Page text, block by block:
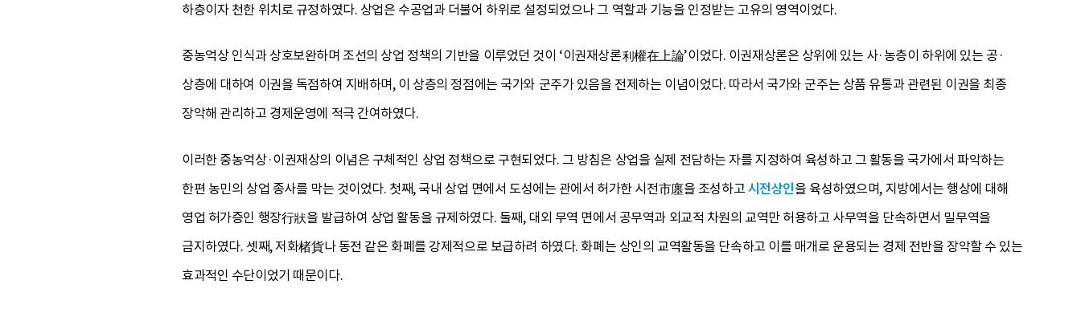
하층이자 천한 위치로 규정하였다. 상업은 수공업과 더불어 하위로 설정되었으나 그 역할과 기능을 인정받는 고유의 영역이었다.
중농억상 인식과 상호보완하며 조선의 상업 정책의 기반을 이루었던 것이 ‘이권재상론利權在上論’이었다. 이권재상론은 상위에 있는 사·농층이 하위에 있는 공·
상층에 대하여 이권을 독점하여 지배하며, 이 상층의 정점에는 국가와 군주가 있음을 전제하는 이념이었다. 따라서 국가와 군주는 상품 유통과 관련된 이권을 최종
장악해 관리하고 경제운영에 적극 간여하였다.
이러한 중농억상·이권재상의 이념은 구체적인 상업 정책으로 구현되었다. 그 방침은 상업을 실제 전담하는 자를 지정하여 육성하고 그 활동을 국가에서 파악하는
한편 농민의 상업 종사를 막는 것이었다. 첫째, 국내 상업 면에서 도성에는 관에서 허가한 시전市廛을 조성하고시전상인을 육성하였으며, 지방에서는 행상에 대해
영업 허가증인 행장行狀을 발급하여 상업 활동을 규제하였다. 둘째, 대외 무역 면에서 공무역과 외교적 차원의 교역만 허용하고 사무역을 단속하면서 밀무역을
금지하였다. 셋째, 저화楮貨나 동전 같은 화폐를 강제적으로 보급하려 하였다. 화폐는 상인의 교역활동을 단속하고 이를 매개로 운용되는 경제 전반을 장악할 수 있는
효과적인 수단이었기 때문이다.